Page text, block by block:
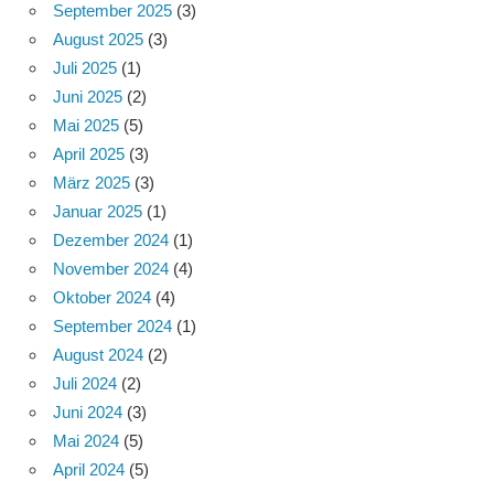
September 2025 (3)
August 2025 (3)
Juli 2025 (1)
Juni 2025 (2)
Mai 2025 (5)
April 2025 (3)
März 2025 (3)
Januar 2025 (1)
Dezember 2024 (1)
November 2024 (4)
Oktober 2024 (4)
September 2024 (1)
August 2024 (2)
Juli 2024 (2)
Juni 2024 (3)
Mai 2024 (5)
April 2024 (5)